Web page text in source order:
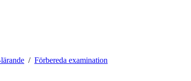
Förbereda examination